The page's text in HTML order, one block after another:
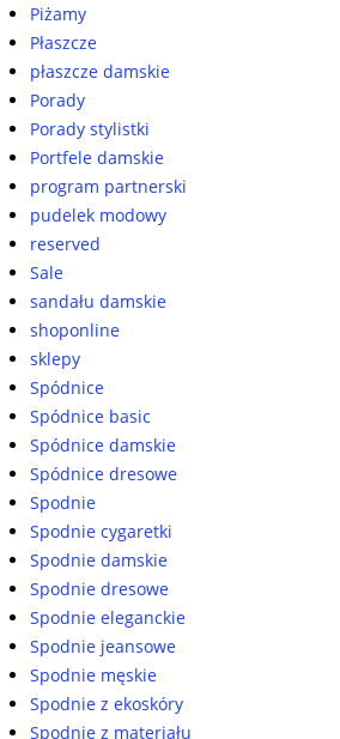
Piżamy
Płaszcze
płaszcze damskie
Porady
Porady stylistki
Portfele damskie
program partnerski
pudelek modowy
reserved
Sale
sandału damskie
shoponline
sklepy
Spódnice
Spódnice basic
Spódnice damskie
Spódnice dresowe
Spodnie
Spodnie cygaretki
Spodnie damskie
Spodnie dresowe
Spodnie eleganckie
Spodnie jeansowe
Spodnie męskie
Spodnie z ekoskóry
Spodnie z materiału